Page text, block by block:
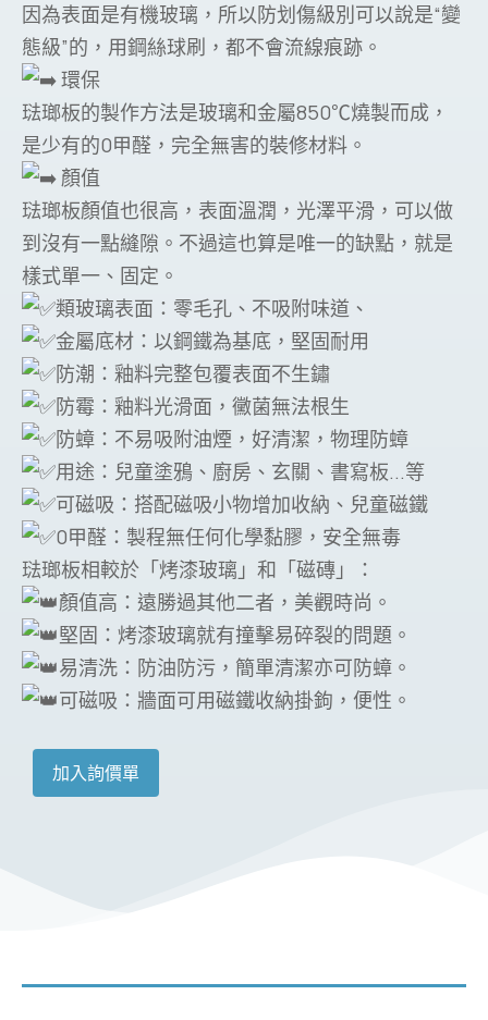
因為表面是有機玻璃，所以防划傷級別可以說是“變
態級”的，用鋼絲球刷，都不會流線痕跡。
環保
琺瑯板的製作方法是玻璃和金屬850℃燒製而成，
是少有的0甲醛，完全無害的裝修材料。
顏值
琺瑯板顏值也很高，表面溫潤，光澤平滑，可以做
到沒有一點縫隙。不過這也算是唯一的缺點，就是
樣式單一、固定。
類玻璃表面：零毛孔、不吸附味道、
金屬底材：以鋼鐵為基底，堅固耐用
防潮：釉料完整包覆表面不生鏽
防霉：釉料光滑面，黴菌無法根生
防蟑：不易吸附油煙，好清潔，物理防蟑
用途：兒童塗鴉、廚房、玄關、書寫板...等
可磁吸：搭配磁吸小物增加收納、兒童磁鐵
0甲醛：製程無任何化學黏膠，安全無毒
琺瑯板相較於「烤漆玻璃」和「磁磚」：
顏值高：遠勝過其他二者，美觀時尚。
堅固：烤漆玻璃就有撞擊易碎裂的問題。
易清洗：防油防污，簡單清潔亦可防蟑。
可磁吸：牆面可用磁鐵收納掛鉤，便性。
加入詢價單